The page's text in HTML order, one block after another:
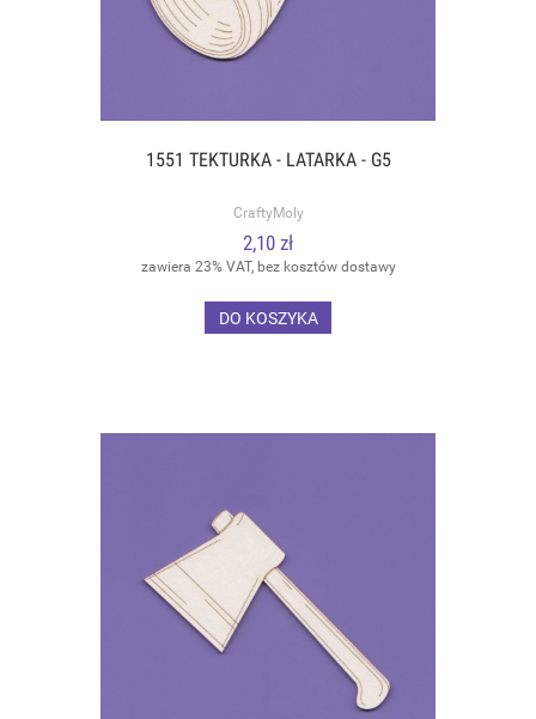
1551 TEKTURKA - LATARKA - G5
CraftyMoly
2,10 zł
zawiera 23% VAT, bez kosztów dostawy
DO KOSZYKA